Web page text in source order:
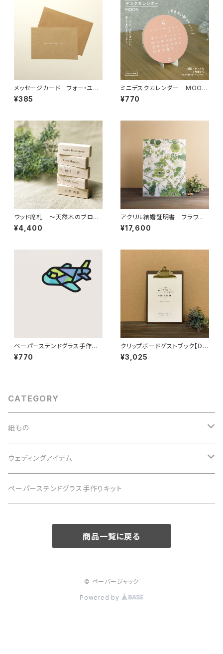
メッセージカード フォー・ユ
ー 「A」
¥385
ミニデスクカレンダー MOON
2026
¥770
ウッド席札 ～天然木のブロッ
ク席札・お名前印刷込み
¥4,400
アクリル結婚証明書 フラワー
グリーン
¥17,600
ペーパーステンドグラス手作り
キット（ひこうき）
¥770
クリップボードゲストブック【D】
ホワイト
¥3,025
CATEGORY
紙もの
紙の詰め合わせセット
メッセージカード・アソートセット
ウェディングアイテム
アクリル結婚証明書
木製ブロック席札
ペーパーステンドグラス手作りキット
商品一覧に戻る
© ペーパージャック
Powered by